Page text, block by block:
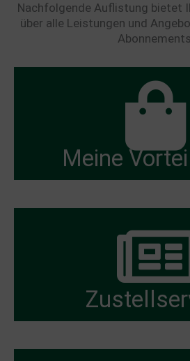
Nachfolgende Auflistung bietet
über alle Leistungen und
Meine